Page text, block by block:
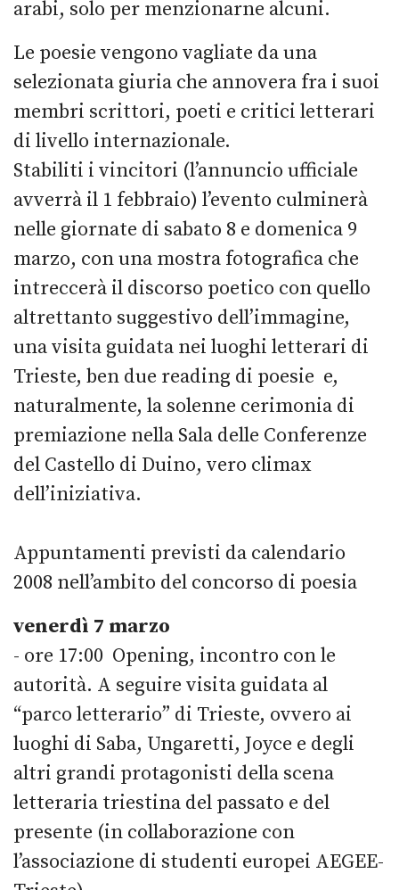
arabi, solo per menzionarne alcuni.
Le poesie vengono vagliate da una
selezionata giuria che annovera fra i suoi
membri scrittori, poeti e critici letterari
di livello internazionale.
Stabiliti i vincitori (l’annuncio ufficiale
avverrà il 1 febbraio) l’evento culminerà
nelle giornate di sabato 8 e domenica 9
marzo, con una mostra fotografica che
intreccerà il discorso poetico con quello
altrettanto suggestivo dell’immagine,
una visita guidata nei luoghi letterari di
Trieste, ben due reading di poesie e,
naturalmente, la solenne cerimonia di
premiazione nella Sala delle Conferenze
del Castello di Duino, vero climax
dell’iniziativa.
Appuntamenti previsti da calendario
2008 nell’ambito del concorso di poesia
venerdì 7 marzo
- ore 17:00 Opening, incontro con le
autorità. A seguire visita guidata al
“parco letterario” di Trieste, ovvero ai
luoghi di Saba, Ungaretti, Joyce e degli
altri grandi protagonisti della scena
letteraria triestina del passato e del
presente (in collaborazione con
l’associazione di studenti europei AEGEE-